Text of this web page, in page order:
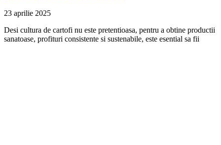
23 aprilie 2025
Desi cultura de cartofi nu este pretentioasa, pentru a obtine productii
sanatoase, profituri consistente si sustenabile, este esential sa fii